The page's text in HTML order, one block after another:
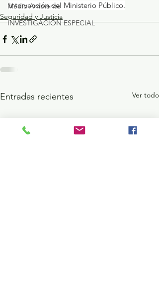
Medio Ambiente
INVESTIGACIÓN ESPECIAL
intervención del Ministerio Público.
Seguridad y Justicia
Entradas recientes Ver todo